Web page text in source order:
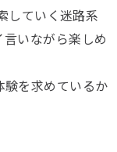
していく迷路系
いながら楽しめ
を求めているか